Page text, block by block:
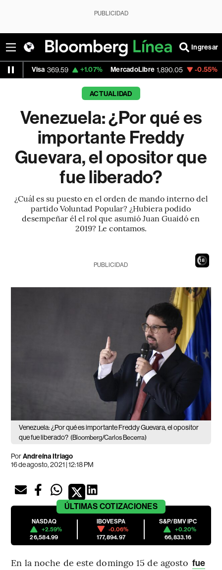
PUBLICIDAD
Ingresar
+1.07% MercadoLibre 1,890.05 -0.55% Banco de
ACTUALIDAD
Venezuela: ¿Por qué es
importante Freddy
Guevara, el opositor que
fue liberado?
¿Cuál es su puesto en el orden de mando interno del
partido Voluntad Popular? ¿Hubiera podido
desempeñar él el rol que asumió Juan Guaidó en
2019? Le contamos.
17
PUBLICIDAD
Venezuela: ¿Por qué es importante Freddy Guevara, el opositor
que fue liberado? (Bloomberg/Carlos Becerra)
PorAndreína Itriago
16 de agosto, 2021 | 12:18 PM
ÚLTIMAS COTIZACIONES
NASDAQ
+2.59%
26,584.99
IBOVESPA
-0.06%
177,894.97
S&P/BMV IPC
+0.20%
66,833.16
En la noche de este domingo 15 de agosto fue